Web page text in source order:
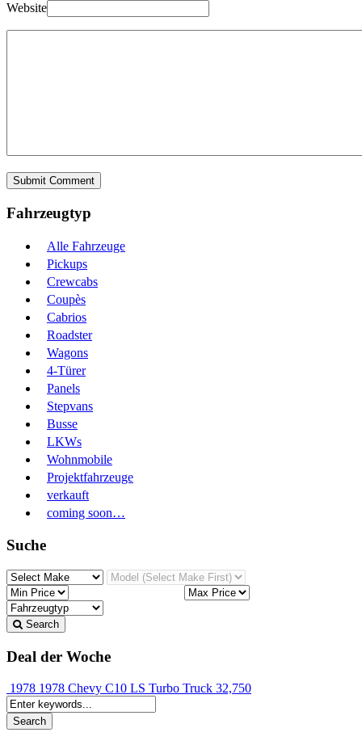
Website
Fahrzeugtyp
Alle Fahrzeuge
Pickups
Crewcabs
Coupès
Cabrios
Roadster
Wagons
4-Türer
Panels
Stepvans
Busse
LKWs
Wohnmobile
Projektfahrzeuge
verkauft
coming soon…
Suche
Search
Deal der Woche
1978 1978 Chevy C10 LS Turbo Truck 32,750